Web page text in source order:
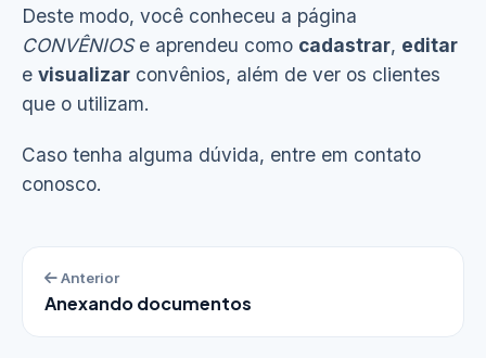
Ver demonstração(4s)
Deste modo, você conheceu a página
CONVÊNIOSe aprendeu como cadastrar, editar
e visualizar convênios, além de ver os clientes
que o utilizam.
Caso tenha alguma dúvida, entre em contato
conosco.
Anterior
Anexando documentos